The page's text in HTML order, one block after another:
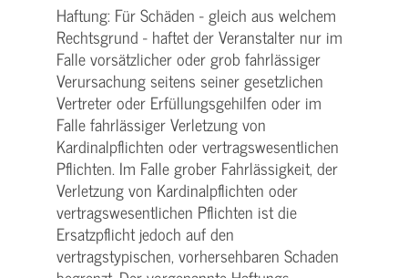
Haftung: Für Schäden - gleich aus welchem
Rechtsgrund - haftet der Veranstalter nur im
Falle vorsätzlicher oder grob fahrlässiger
Verursachung seitens seiner gesetzlichen
Vertreter oder Erfüllungsgehilfen oder im
Falle fahrlässiger Verletzung von
Kardinalpflichten oder vertrags­wesentlichen
Pflichten. Im Falle grober Fahrlässigkeit, der
Verletzung von Kardinalpflichten oder
vertrags­wesentlichen Pflichten ist die
Ersatzpflicht jedoch auf den
vertragstypischen, vorhersehbaren Schaden